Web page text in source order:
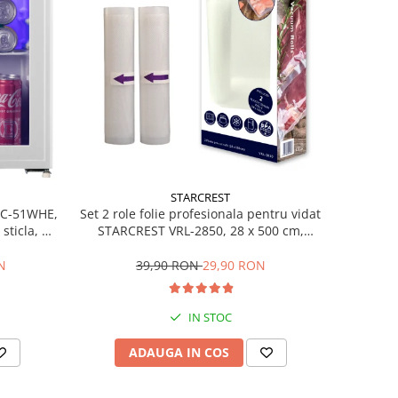
51WHE,
H
STARCREST
Set 2 role folie profesionala pentru vidat
STARCREST VRL-2850, 28 x 500 cm,
lavabile in masina de spalat, fara BPA,
transparent
39,90 RON29,90 RON
IN STOC
ADAUGA IN COS